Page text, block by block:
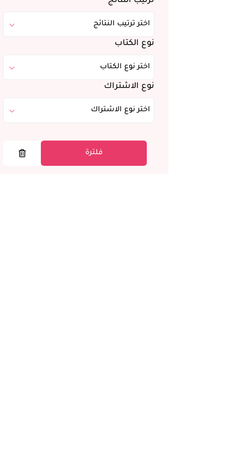
اختر ترتيب النتائج
نوع الكتاب
اختر نوع الكتاب
نوع الاشتراك
اختر نوع الاشتراك
فلترة